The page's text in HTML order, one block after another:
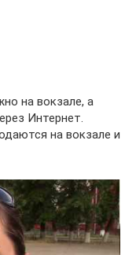
на вокзале, а
Интернет.
на вокзале и